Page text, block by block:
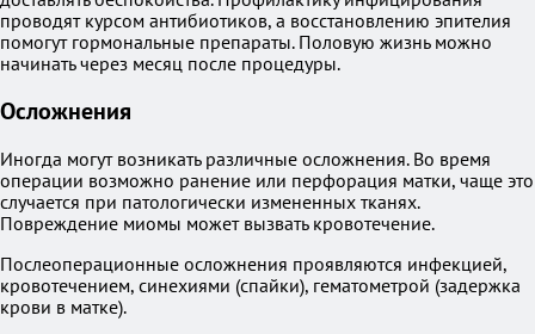
проводят курсом антибиотиков, а восстановлению эпителия
помогут гормональные препараты. Половую жизнь можно
начинать через месяц после процедуры.
Осложнения
Иногда могут возникать различные осложнения. Во время
операции возможно ранение или перфорация матки, чаще это
случается при патологически измененных тканях.
Повреждение миомы может вызвать кровотечение.
Послеоперационные осложнения проявляются инфекцией,
кровотечением, синехиями (спайки), гематометрой (задержка
крови в матке).